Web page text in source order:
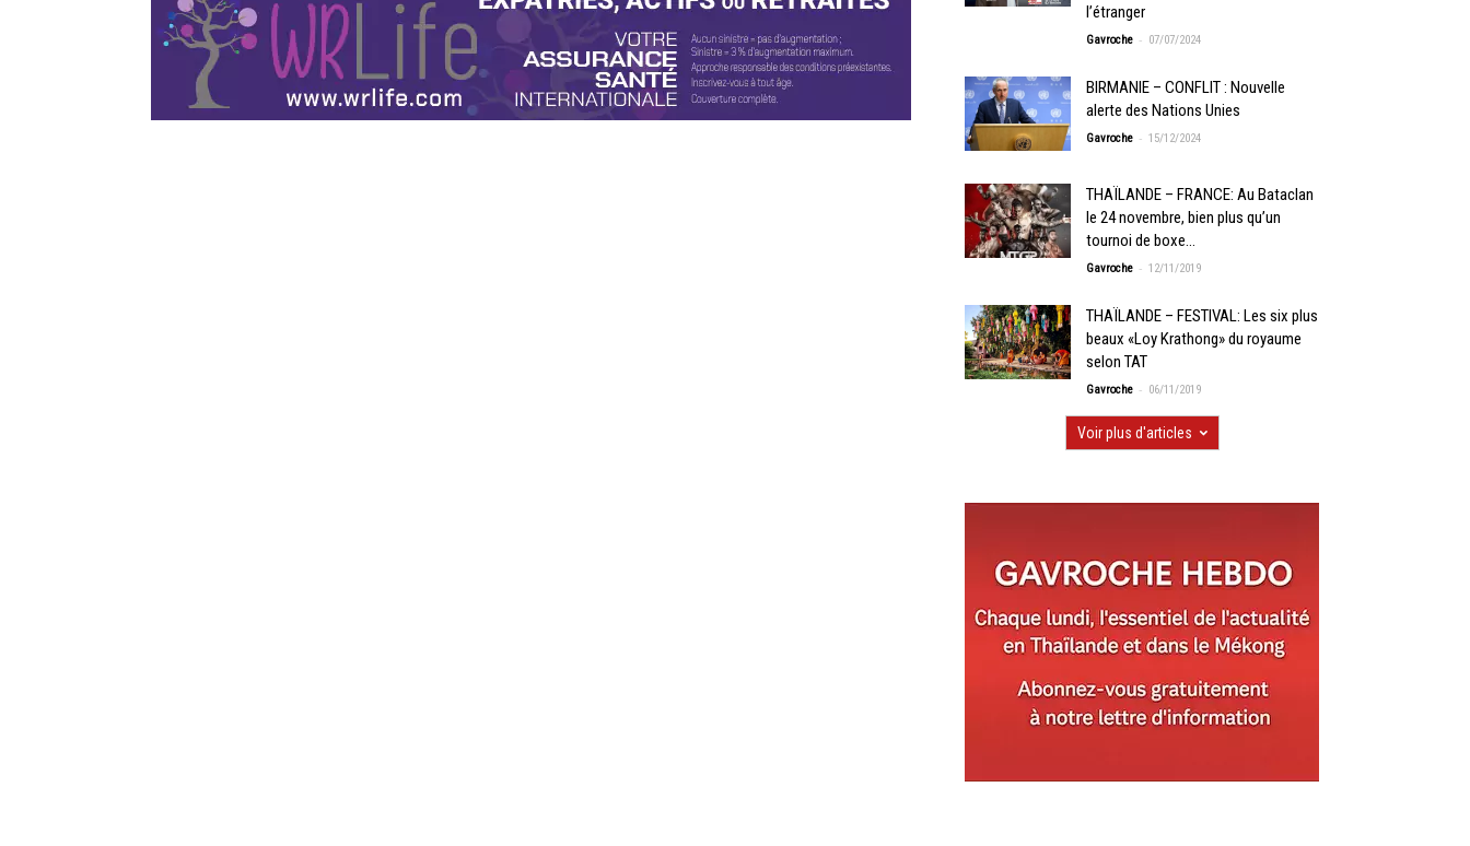
l’étranger
Gavroche - 07/07/2024
BIRMANIE – CONFLIT : Nouvelle
alerte des Nations Unies
Gavroche - 15/12/2024
THAÏLANDE – FRANCE: Au Bataclan
le 24 novembre, bien plus qu’un
tournoi de boxe…
Gavroche - 12/11/2019
THAÏLANDE – FESTIVAL: Les six plus
beaux «Loy Krathong» du royaume
selon TAT
Gavroche - 06/11/2019
Voir plus d'articles